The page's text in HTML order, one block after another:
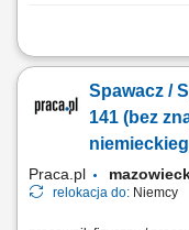
Opis stanowiska:
natryskowego;
narzędzi po użyciu;
napraw powłok
Spawacz /
141 (bez
Praca.pl
relokacja do: Niemcy